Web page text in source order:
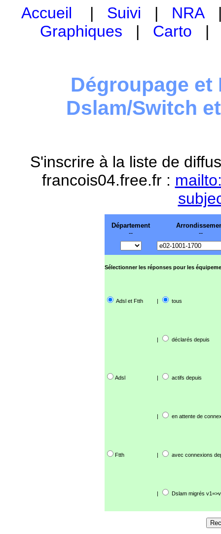
Accueil | Suivi | NRA
Graphiques | Carto
Dégroupage et
Dslam/Switch
S'inscrire à la liste de
francois04.free.fr :
Département
--
--
Sélectionner les réponses pour les
Adsl et Ftth | tous
| déclarés depuis
Adsl | actifs depuis
| en attente de
Ftth | avec connexions
| Dslam migrés